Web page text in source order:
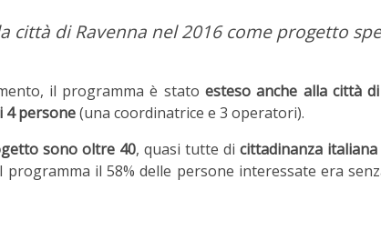
città di Ravenna nel 2016 come progetto
il programma è statoesteso anche alla città
4 persone(una coordinatrice e 3 operatori).
sono oltre 40, quasi tutte di cittadinanza italiana
il 58% delle persone interessate era